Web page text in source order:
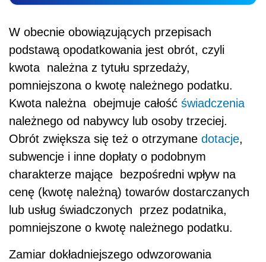
W obecnie obowiązujących przepisach
podstawą opodatkowania jest obrót, czyli
kwota należna z tytułu sprzedaży,
pomniejszona o kwotę należnego podatku.
Kwota należna obejmuje całość świadczenia
należnego od nabywcy lub osoby trzeciej.
Obrót zwiększa się też o otrzymane dotacje,
subwencje i inne dopłaty o podobnym
charakterze mające bezpośredni wpływ na
cenę (kwotę należną) towarów dostarczanych
lub usług świadczonych przez podatnika,
pomniejszone o kwotę należnego podatku.
Zamiar dokładniejszego odwzorowania